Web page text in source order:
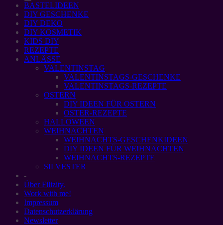
BASTELIDEEN
DIY GESCHENKE
DIY DEKO
DIY KOSMETIK
KIDS DIY
REZEPTE
ANLÄSSE
VALENTINSTAG
VALENTINSTAGS-GESCHENKE
VALENTINSTAGS-REZEPTE
OSTERN
DIY IDEEN FÜR OSTERN
OSTER-REZEPTE
HALLOWEEN
WEIHNACHTEN
WEIHNACHTS-GESCHENKIDEEN
DIY IDEEN FÜR WEIHNACHTEN
WEIHNACHTS-REZEPTE
SILVESTER
-
Über Filizity.
Work with me!
Impressum
Datenschutzerklärung
Newsletter